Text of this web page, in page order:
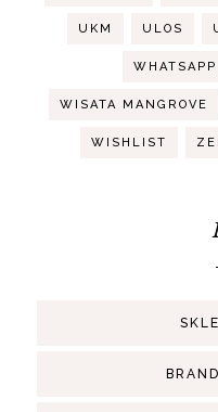
UKM ULOS
WHATSAPP
WISATA MANGROVE
WISHLIST